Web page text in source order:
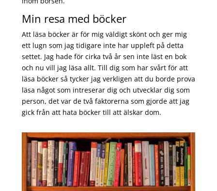
Min resa med böcker
Att läsa böcker är för mig väldigt skönt och ger mig
ett lugn som jag tidigare inte har uppleft på detta
settet. Jag hade för cirka två år sen inte läst en bok
och nu vill jag läsa allt. Till dig som har svårt för att
läsa böcker så tycker jag verkligen att du borde prova
läsa något som intreserar dig och utvecklar dig som
person, det var de två faktorerna som gjorde att jag
gick från att hata böcker till att älskar dom.